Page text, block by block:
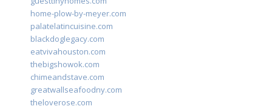
home-plow-by-meyer.com
palatelatincuisine.com
blackdoglegacy.com
eatvivahouston.com
thebigshowok.com
chimeandstave.com
greatwallseafoodny.com
theloverose.com